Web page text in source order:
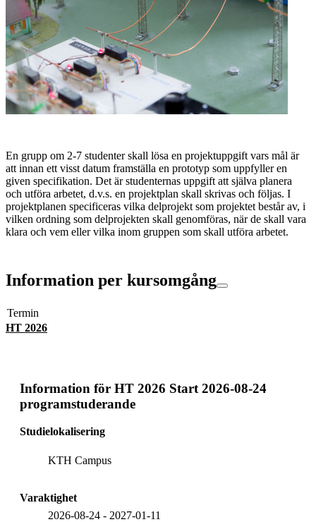
En grupp om 2-7 studenter skall lösa en projektuppgift vars mål är
att innan ett visst datum framställa en prototyp som uppfyller en
given specifikation. Det är studenternas uppgift att själva planera
och utföra arbetet, d.v.s. en projektplan skall skrivas och följas. I
projektplanen specificeras vilka delprojekt som projektet består av, i
vilken ordning som delprojekten skall genomföras, när de skall vara
klara och vem eller vilka inom gruppen som skall utföra arbetet.
Information per kursomgång
Termin
HT 2026
Information för HT 2026 Start 2026-08-24
programstuderande
Studielokalisering
KTH Campus
Varaktighet
2026-08-24 - 2027-01-11